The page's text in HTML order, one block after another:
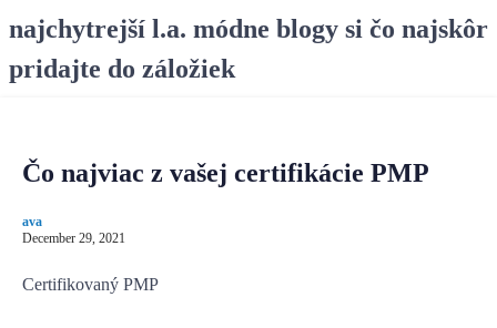
najchytrejší l.a. módne blogy si čo najskôr
pridajte do záložiek
Čo najviac z vašej certifikácie PMP
ava
December 29, 2021
Certifikovaný PMP